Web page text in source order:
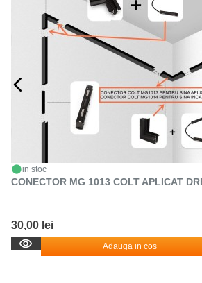
in stoc
CONECTOR MG 1013 COLT APLICAT
30,00 lei
Adauga in cos